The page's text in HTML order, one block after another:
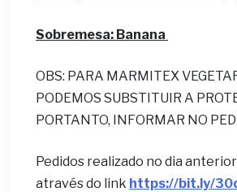
Sobremesa: Banana
OBS: PARA MARMITEX
PODEMOS SUBSTITUIR A
PORTANTO, INFORMAR NO
Pedidos realizado no dia
através do link https://bit.ly/